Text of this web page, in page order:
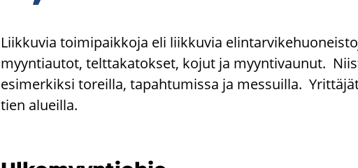
Liik­ku­via toi­mi­paik­ko­ja eli liik­ku­via
myyn­ti­au­tot, telt­ta­ka­tok­set, kojut ja myyn­ti­vau­nut.
esi­mer­kik­si to­reil­la, ta­pah­tu­mis­sa ja mes­suil­la.
tien alueil­la.